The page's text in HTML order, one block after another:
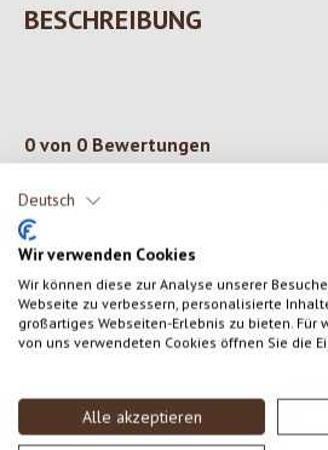
Deutsch
Wir verwenden Cookies
Wir können diese zur Analyse unserer
Webseite zu verbessern, personalisierte
großartiges Webseiten-Erlebnis zu bieten. Für
von uns verwendeten Cookies öffnen Sie die
Alle akzeptieren
BESCHREIBUNG
0 von 0 Bewertungen
Durchschnittliche Bewertung von 0
Gib eine Bewertung ab!
Teile deine Erfahrungen mit dem
SCHREIBE EINE BEWERTUNG
Bewertungen nur in der aktuellen